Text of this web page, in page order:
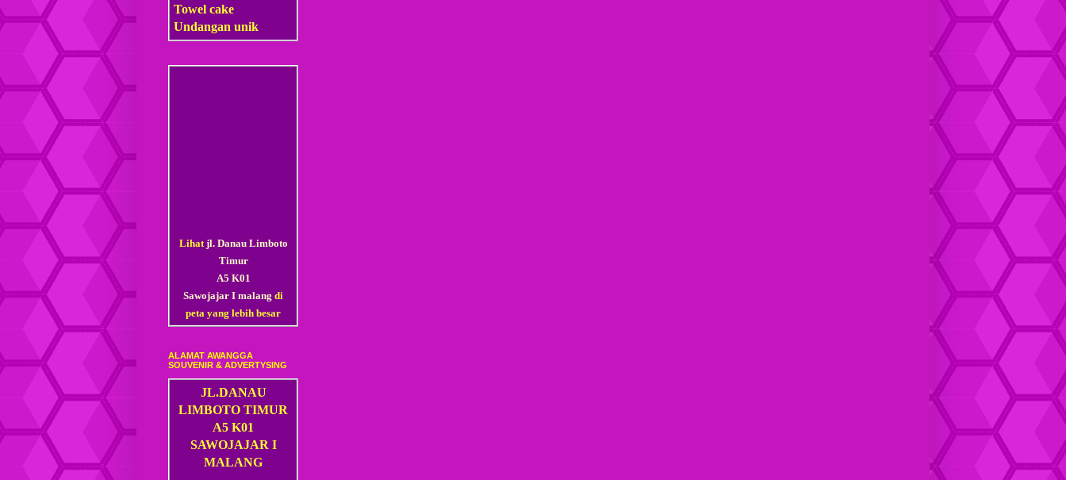
Towel cake
Undangan unik
Lihatjl. Danau Limboto
Timur
A5 K01
Sawojajar I malang di
peta yang lebih besar
ALAMAT AWANGGA
SOUVENIR & ADVERTYSING
JL.DANAU
LIMBOTO TIMUR
A5 K01
SAWOJAJAR I
MALANG